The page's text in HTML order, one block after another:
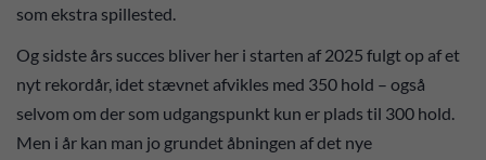
som ekstra spillested.
Og sidste års succes bliver her i starten af 2025 fulgt op af et
nyt rekordår, idet stævnet afvikles med 350 hold – også
selvom om der som udgangspunkt kun er plads til 300 hold.
Men i år kan man jo grundet åbningen af det nye